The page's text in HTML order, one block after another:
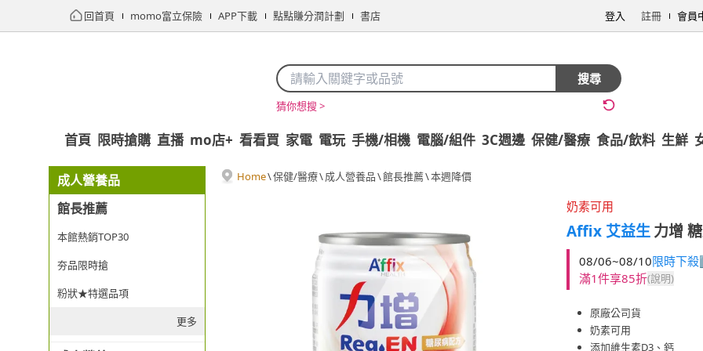
回首頁 momo富立保險 APP下載 點點賺分潤計劃 書店 登入 註冊 會員
搜尋
猜你想搜 >
首頁 限時搶購 直播 mo店+ 看看買 家電 電玩 手機/相機 電腦/組件 3C週邊 保健/醫療 食品/飲料 生鮮
成人營養品
館長推薦
本館熱銷TOP30
夯品限時搶
粉狀★特選品項
更多
Home\保健/醫療\成人營養品\館長推薦\本週降價
奶素可用
Affix 艾益生力增
08/06~08/10限時下
滿1件享85折(說明)
原廠公司貨
奶素可用
添加維生素D3、鈣